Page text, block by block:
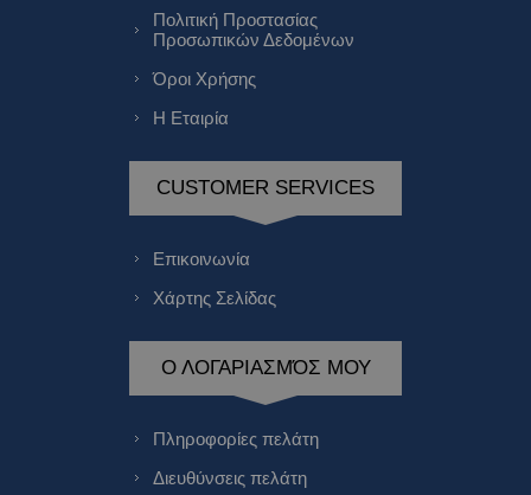
Πολιτική Προστασίας
Προσωπικών Δεδομένων
Όροι Χρήσης
Η Εταιρία
CUSTOMER SERVICES
Επικοινωνία
Χάρτης Σελίδας
Ο ΛΟΓΑΡΙΑΣΜΌΣ ΜΟΥ
Πληροφορίες πελάτη
Διευθύνσεις πελάτη